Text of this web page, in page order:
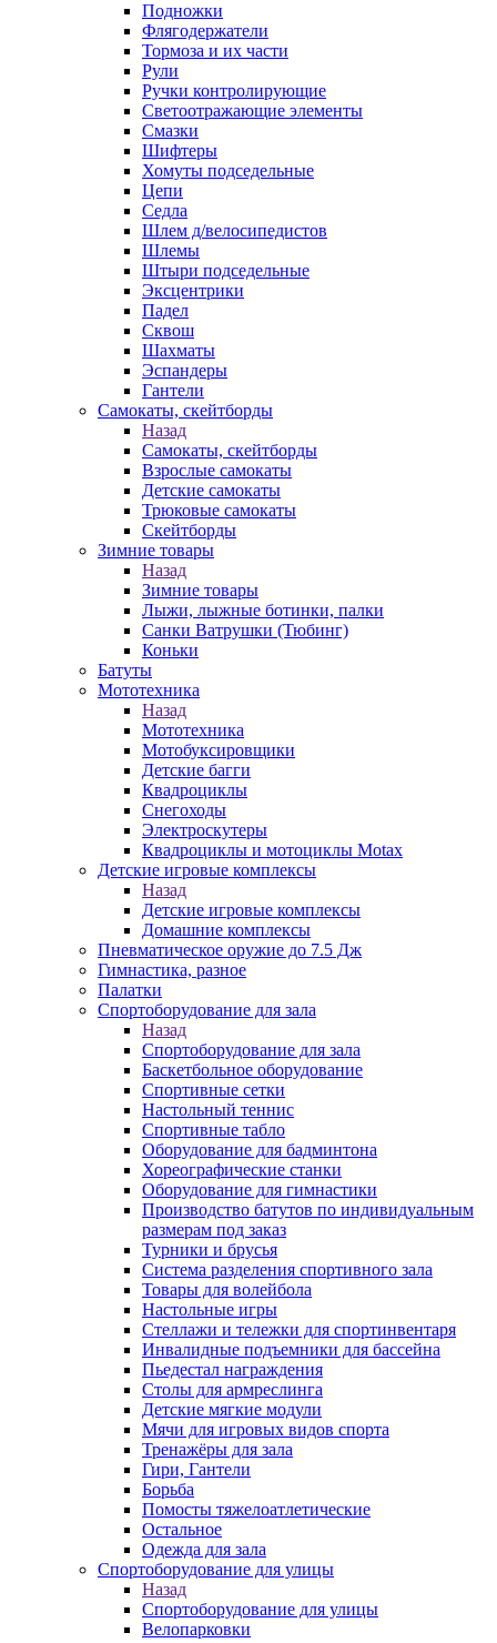
Подножки
Флягодержатели
Тормоза и их части
Рули
Ручки контролирующие
Светоотражающие элементы
Смазки
Шифтеры
Хомуты подседельные
Цепи
Седла
Шлем д/велосипедистов
Шлемы
Штыри подседельные
Эксцентрики
Падел
Сквош
Шахматы
Эспандеры
Гантели
Самокаты, скейтборды
Назад
Самокаты, скейтборды
Взрослые самокаты
Детские самокаты
Трюковые самокаты
Скейтборды
Зимние товары
Назад
Зимние товары
Лыжи, лыжные ботинки, палки
Санки Ватрушки (Тюбинг)
Коньки
Батуты
Мототехника
Назад
Мототехника
Мотобуксировщики
Детские багги
Квадроциклы
Снегоходы
Электроскутеры
Квадроциклы и мотоциклы Motax
Детские игровые комплексы
Назад
Детские игровые комплексы
Домашние комплексы
Пневматическое оружие до 7.5 Дж
Гимнастика, разное
Палатки
Спортоборудование для зала
Назад
Спортоборудование для зала
Баскетбольное оборудование
Спортивные сетки
Настольный теннис
Спортивные табло
Оборудование для бадминтона
Хореографические станки
Оборудование для гимнастики
Производство батутов по индивидуальным
размерам под заказ
Турники и брусья
Система разделения спортивного зала
Товары для волейбола
Настольные игры
Стеллажи и тележки для спортинвентаря
Инвалидные подъемники для бассейна
Пьедестал награждения
Столы для армреслинга
Детские мягкие модули
Мячи для игровых видов спорта
Тренажёры для зала
Гири, Гантели
Борьба
Помосты тяжелоатлетические
Остальное
Одежда для зала
Спортоборудование для улицы
Назад
Спортоборудование для улицы
Велопарковки